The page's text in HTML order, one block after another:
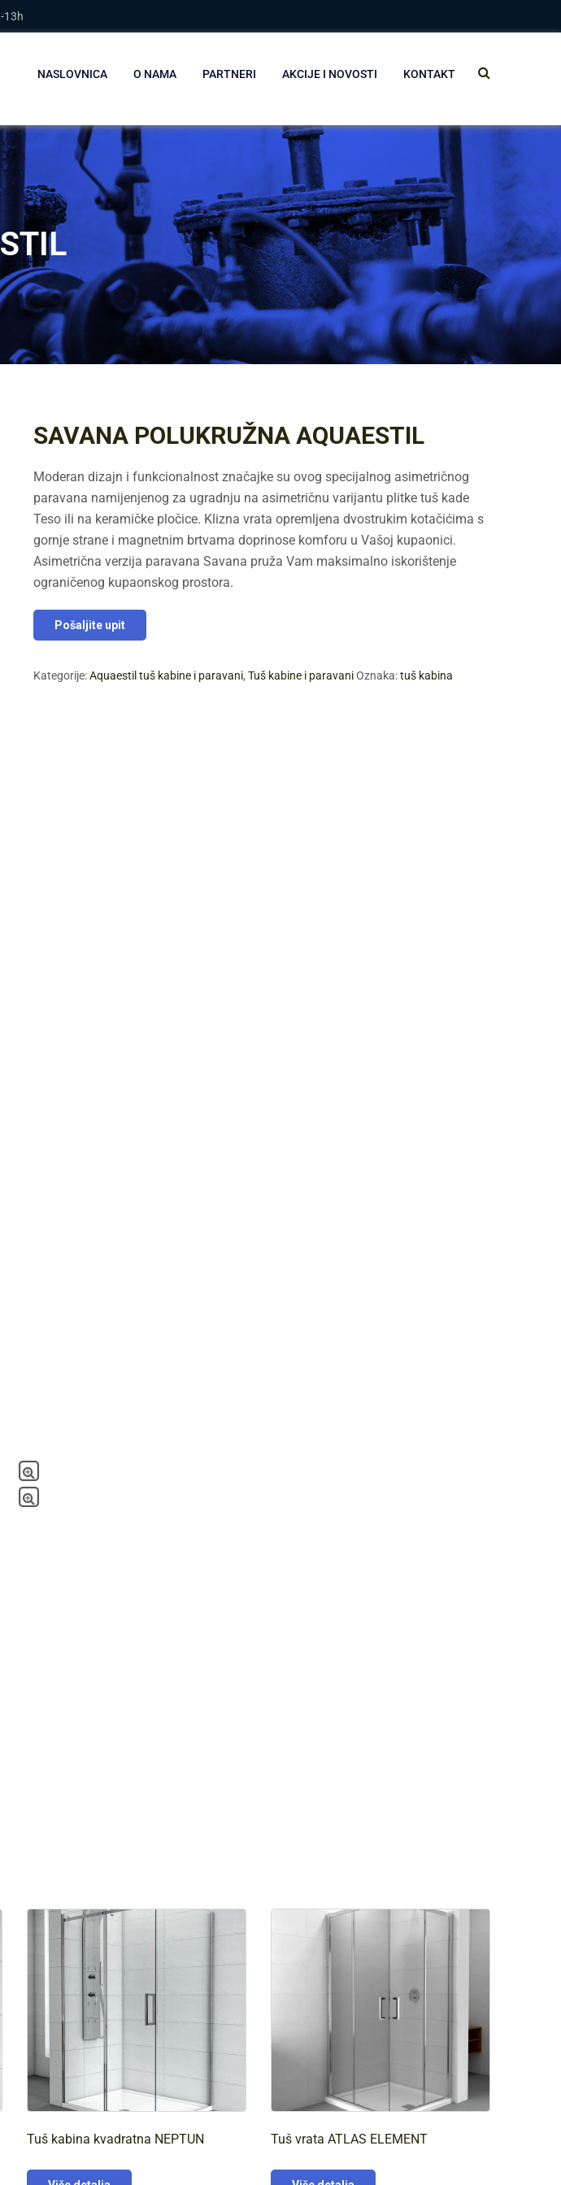
13h
NASLOVNICA O NAMA PARTNERI AKCIJE I NOVOSTI KONTAKT
SAVANA POLUKRUŽNA AQUAESTIL
Moderan dizajn i funkcionalnost značajke su ovog specijalnog asimetričnog
paravana namijenjenog za ugradnju na asimetričnu varijantu plitke tuš kade
Teso ili na keramičke pločice. Klizna vrata opremljena dvostrukim kotačićima s
gornje strane i magnetnim brtvama doprinose komforu u Vašoj kupaonici.
Asimetrična verzija paravana Savana pruža Vam maksimalno iskorištenje
ograničenog kupaonskog prostora.
Pošaljite upit
Kategorije:Aquaestil tuš kabine i paravani,Tuš kabine i paravani Oznaka:tuš kabina
Tuš kabina kvadratna NEPTUN Tuš vrata ATLAS ELEMENT